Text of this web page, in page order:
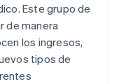
Este grupo de
de manera
los ingresos,
tipos de